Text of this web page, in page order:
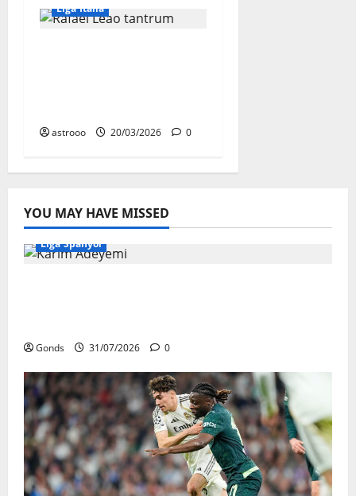
Liga Italia
astrooo 20/03/2026 0
YOU MAY HAVE MISSED
Liga Spanyol
Gonds 31/07/2026 0